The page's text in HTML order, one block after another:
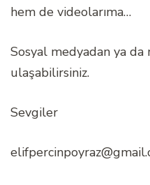
hem de videolarıma…
Sosyal medyadan ya
ulaşabilirsiniz.
Sevgiler